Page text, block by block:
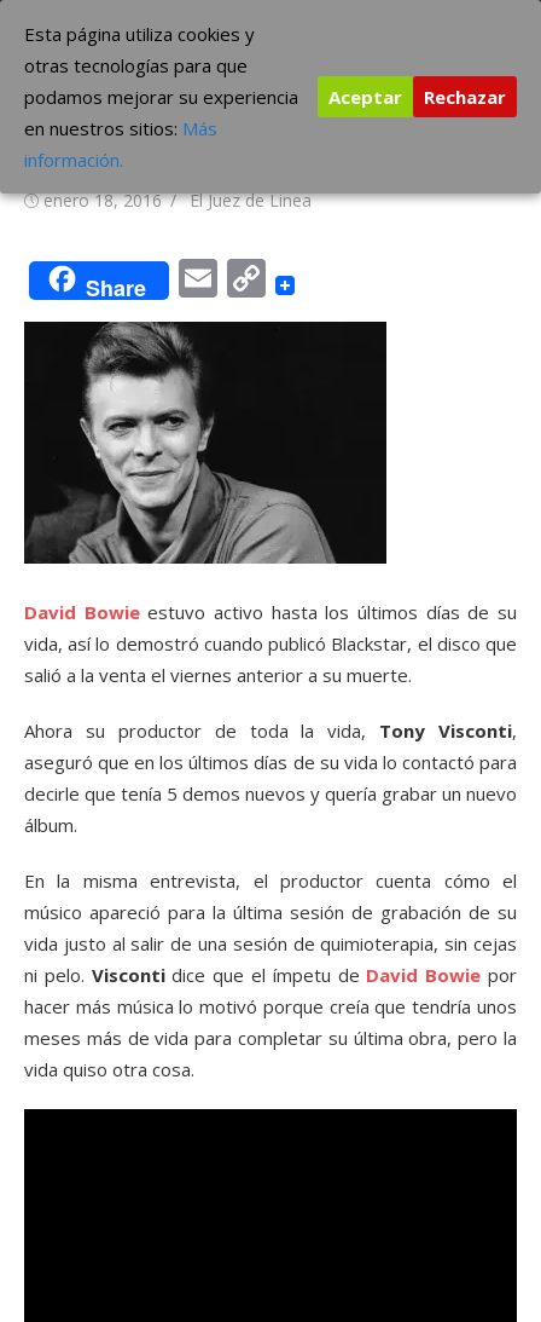
contenido
The Borderline Music
David Bowie planeaba un
nuevo disco antes de morir
Publicada
enero 18, 2016 Autor
El Juez de Linea
Share EmailCopy
Link
David Bowieestuvo activo hasta los últimos días de su
vida, así lo demostró cuando publicó Blackstar, el disco que
salió a la venta el viernes anterior a su muerte.
Ahora su productor de toda la vida, Tony Visconti,
aseguró que en los últimos días de su vida lo contactó para
decirle que tenía 5 demos nuevos y quería grabar un nuevo
álbum.
En la misma entrevista, el productor cuenta cómo el
músico apareció para la última sesión de grabación de su
vida justo al salir de una sesión de quimioterapia, sin cejas
ni pelo. Viscontidice que el ímpetu de David Bowie por
hacer más música lo motivó porque creía que tendría unos
meses más de vida para completar su última obra, pero la
vida quiso otra cosa.
Esta página utiliza cookies y
otras tecnologías para que
podamos mejorar su experiencia
en nuestros sitios: Más
información.
Aceptar Rechazar